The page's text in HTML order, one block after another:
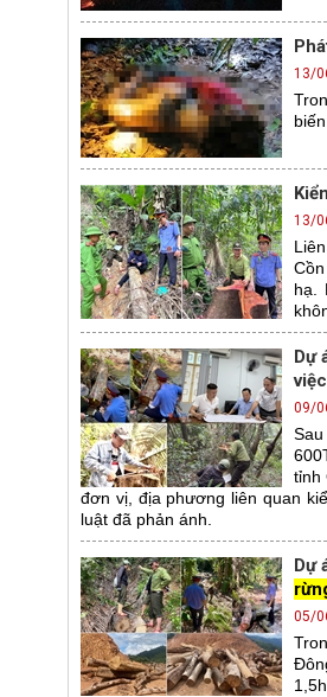
13/
13/
hạ.
Dự
09/
tỉnh
đơn vị, địa phương liên quan
luật đã phản ánh.
Dự
05/